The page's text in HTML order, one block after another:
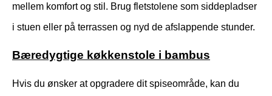
mellem komfort og stil. Brug fletstolene som siddepladser
i stuen eller på terrassen og nyd de afslappende stunder.
Bæredygtige køkkenstole i bambus
Hvis du ønsker at opgradere dit spiseområde, kan du